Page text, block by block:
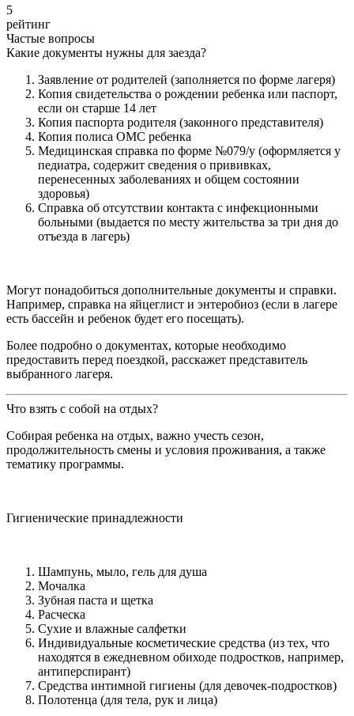
5
рейтинг
Частые вопросы
Какие документы нужны для заезда?
Заявление от родителей (заполняется по форме лагеря)
Копия свидетельства о рождении ребенка или паспорт,
если он старше 14 лет
Копия паспорта родителя (законного представителя)
Копия полиса ОМС ребенка
Медицинская справка по форме №079/у (оформляется у
педиатра, содержит сведения о прививках,
перенесенных заболеваниях и общем состоянии
здоровья)
Справка об отсутствии контакта с инфекционными
больными (выдается по месту жительства за три дня до
отъезда в лагерь)
Могут понадобиться дополнительные документы и справки.
Например, справка на яйцеглист и энтеробиоз (если в лагере
есть бассейн и ребенок будет его посещать).
Более подробно о документах, которые необходимо
предоставить перед поездкой, расскажет представитель
выбранного лагеря.
Что взять с собой на отдых?
Собирая ребенка на отдых, важно учесть сезон,
продолжительность смены и условия проживания, а также
тематику программы.
Гигиенические принадлежности
Шампунь, мыло, гель для душа
Мочалка
Зубная паста и щетка
Расческа
Сухие и влажные салфетки
Индивидуальные косметические средства (из тех, что
находятся в ежедневном обиходе подростков, например,
антиперспирант)
Средства интимной гигиены (для девочек-подростков)
Полотенца (для тела, рук и лица)